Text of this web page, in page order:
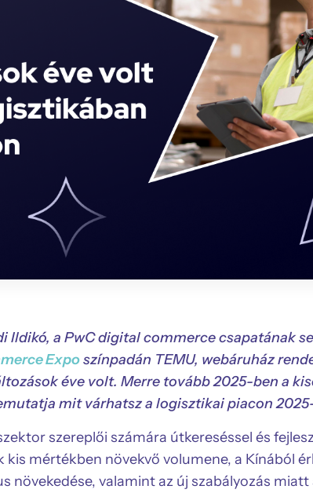
Ildikó, a PwC digital commerce csapatának
Exposzínpadán TEMU, webáruház
éve volt. Merre tovább 2025-ben a
mit várhatsz a logisztikai piacon
szereplői számára útkereséssel és
kis mértékben növekvő volumene, a Kínából
növekedése, valamint az új szabályozás miatt